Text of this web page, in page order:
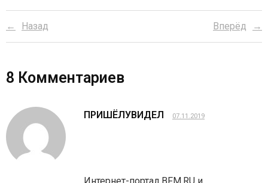
Назад Вперёд
8 Комментариев
ПРИШЁЛУВИДЕЛ 07.11.2019